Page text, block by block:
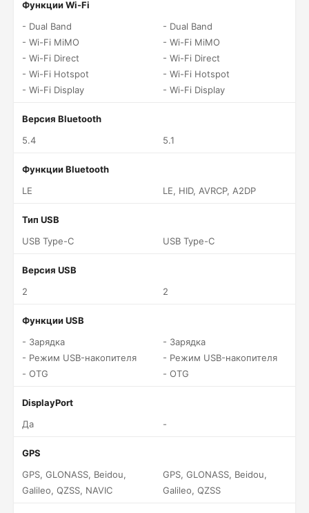
Функции Wi-Fi
- Dual Band
- Wi-Fi MiMO
- Wi-Fi Direct
- Wi-Fi Hotspot
- Wi-Fi Display
- Dual Band
- Wi-Fi MiMO
- Wi-Fi Direct
- Wi-Fi Hotspot
- Wi-Fi Display
Версия Bluetooth
5.4
5.1
Функции Bluetooth
LE
LE, HID, AVRCP, A2DP
Тип USB
USB Type-C
USB Type-C
Версия USB
2
2
Функции USB
- Зарядка
- Режим USB-накопителя
- OTG
- Зарядка
- Режим USB-накопителя
- OTG
DisplayPort
Да
-
GPS
GPS, GLONASS, Beidou,
Galileo, QZSS, NAVIC
GPS, GLONASS, Beidou,
Galileo, QZSS